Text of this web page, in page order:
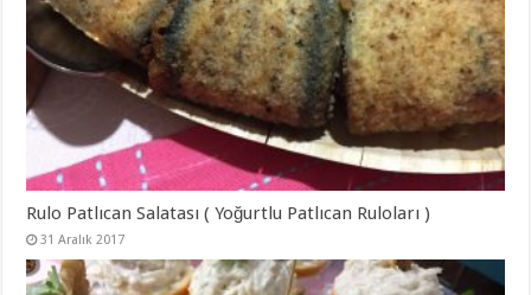
Rulo Patlıcan Salatası ( Yoğurtlu Patlıcan Ruloları )
31 Aralık 2017